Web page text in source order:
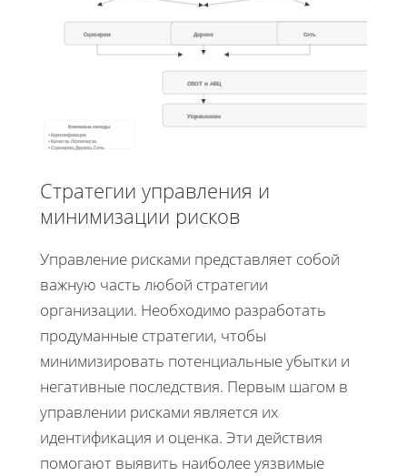
Сценарии Дерево Сеть
СВОТ и АБЦ
Управление
Ключевые методы
• Идентификация
• Качеств. / Количеств.
• Сценарии, Дерево, Сеть
Стратегии управления и
минимизации рисков
Управление рисками представляет собой
важную часть любой стратегии
организации. Необходимо разработать
продуманные стратегии, чтобы
минимизировать потенциальные убытки и
негативные последствия. Первым шагом в
управлении рисками является их
идентификация и оценка. Эти действия
помогают выявить наиболее уязвимые